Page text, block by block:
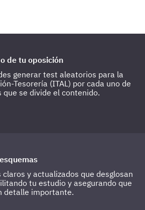
de tu oposición
generar test aleatorios para la
Tesorería (ITAL) por cada uno de
que se divide el contenido.
y actualizados que desglosan
tu estudio y asegurando que
detalle importante.